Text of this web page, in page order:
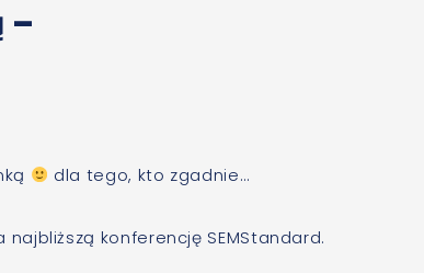
–
dla tego, kto zgadnie…
konferencję SEMStandard.